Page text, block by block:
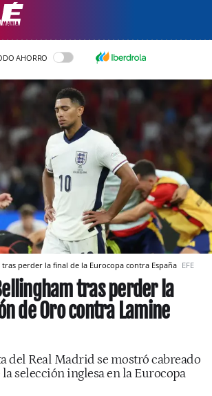
AHORRO
perder la final de la Eurocopa contra España EFE
tras perder la
de Oro contra Lamine
del Real Madrid se mostró cabreado
selección inglesa en la Eurocopa